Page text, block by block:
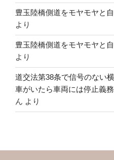
豊玉陸橋側道をモヤモヤと
より
豊玉陸橋側道をモヤモヤと
より
道交法第38条で信号のない
車がいたら車両には停止義
ん より